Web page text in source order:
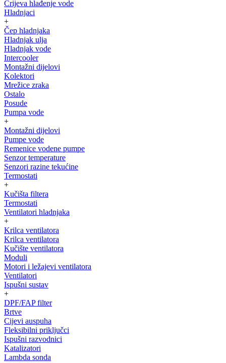
Crijeva hlađenje vode
Hladnjaci
+
Čep hladnjaka
Hladnjak ulja
Hladnjak vode
Intercooler
Montažni dijelovi
Kolektori
Mrežice zraka
Ostalo
Posude
Pumpa vode
+
Montažni dijelovi
Pumpe vode
Remenice vodene pumpe
Senzor temperature
Senzori razine tekućine
Termostati
+
Kučišta filtera
Termostati
Ventilatori hladnjaka
+
Krilca ventilatora
Krilca ventilatora
Kučište ventilatora
Moduli
Motori i ležajevi ventilatora
Ventilatori
Ispušni sustav
+
DPF/FAP filter
Brtve
Cijevi auspuha
Fleksibilni priključci
Ispušni razvodnici
Katalizatori
Lambda sonda